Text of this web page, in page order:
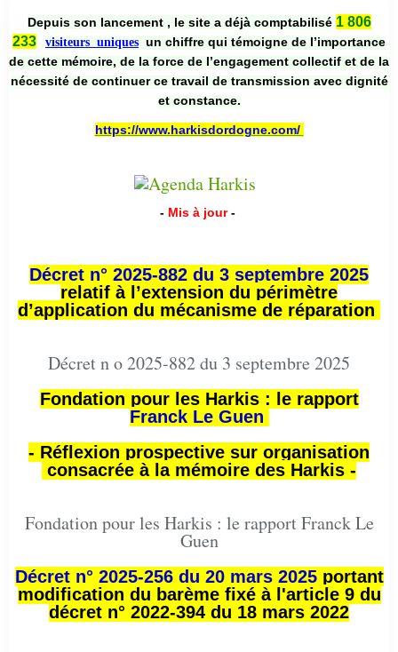
Depuis son lancement , le site a déjà comptabilisé 1 806
233
visiteurs uniques un chiffre qui témoigne de l’importance
de cette mémoire, de la force de l’engagement collectif et de la
nécessité de continuer ce travail de transmission avec dignité
et constance.
https://www.harkisdordogne.com/
- Mis à jour -
Décret n° 2025-882 du 3 septembre 2025
relatif à l’extension du périmètre
d’application du mécanisme de réparation
Décret n o 2025-882 du 3 septembre 2025
Fondation pour les Harkis : le rapport
Franck Le Guen
- Réflexion prospective sur organisation
consacrée à la mémoire des Harkis -
Fondation pour les Harkis : le rapport Franck Le
Guen
Décret n° 2025-256 du 20 mars 2025portant
modification du barème fixé à l'article 9 du
décret n° 2022-394 du 18 mars 2022